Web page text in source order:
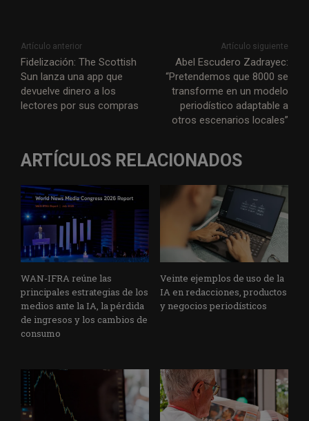
Artículo anterior
Fidelización: The Scottish
Sun lanza una app que
devuelve dinero a los
lectores por sus compras
Artículo siguiente
Abel Escudero Zadrayec:
“Pretendemos que 8000 se
transforme en un modelo
periodístico adaptable a
otros escenarios locales”
ARTÍCULOS RELACIONADOS
WAN-IFRA reúne las
principales estrategias de los
medios ante la IA, la pérdida
de ingresos y los cambios de
consumo
Veinte ejemplos de uso de la
IA en redacciones, productos
y negocios periodísticos